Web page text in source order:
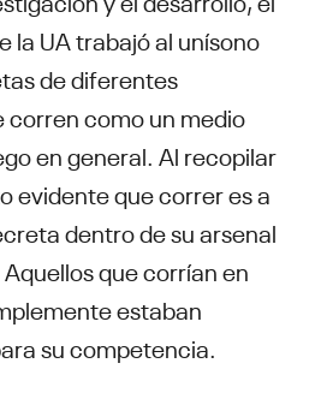
la UA trabajó al unísono
de diferentes
corren como un medio
en general. Al recopilar
evidente que correr es a
dentro de su arsenal
que corrían en
estaban
su competencia.